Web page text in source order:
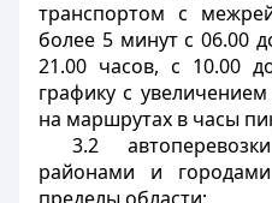
транспортом с
более 5 минут с 06.00
21.00 часов, с 10.00
графику с
на маршрутах в часы
3.2
районами и